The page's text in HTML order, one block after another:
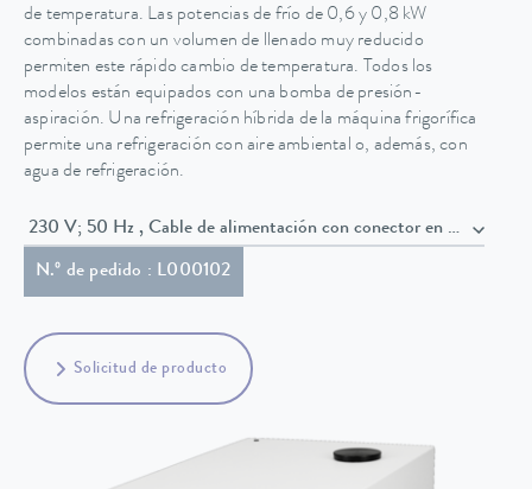
de temperatura. Las potencias de frío de 0,6 y 0,8 kW
combinadas con un volumen de llenado muy reducido
permiten este rápido cambio de temperatura. Todos los
modelos están equipados con una bomba de presión-
aspiración. Una refrigeración híbrida de la máquina frigorífica
permite una refrigeración con aire ambiental o, además, con
agua de refrigeración.
230 V; 50 Hz , Cable de alimentación con conector en ángulo
N.º de pedido : L000102
Solicitud de producto